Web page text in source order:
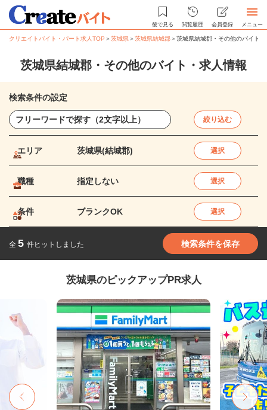
後で見る 閲覧履歴 会員登録 メニュー
クリエイトバイト・パート求人TOP ＞茨城県＞茨城県結城郡＞茨城県結城郡・その他のバイト
茨城県結城郡・その他のバイト・求人情報
検索条件の設定
絞り込む
エリア 茨城県(結城郡) 選択
職種 指定しない 選択
条件 ブランクOK 選択
全 5 件ヒットしました 検索条件を保存
茨城県のピックアップPR求人